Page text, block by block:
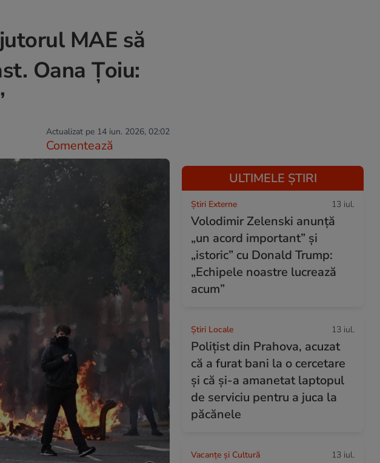
MAE să
Oana Țoiu:
Actualizat pe 14 iun. 2026, 02:02
Comentează
ULTIMELE ȘTIRI
Știri Externe 13 iul.
Volodimir Zelenski anunță
„un acord important” și
„istoric” cu Donald Trump:
„Echipele noastre lucrează
acum”
Știri Locale 13 iul.
Polițist din Prahova, acuzat
că a furat bani la o cercetare
și că și-a amanetat laptopul
de serviciu pentru a juca la
păcănele
Vacanțe și Cultură 13 iul.